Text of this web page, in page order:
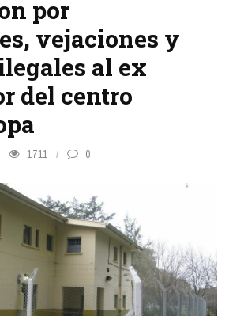
por
vejaciones y
al ex
del centro
1711 0